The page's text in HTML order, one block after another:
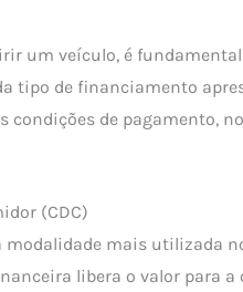
um veículo, é
tipo de financiamento
de pagamento,
(CDC)
modalidade mais utilizada
libera o valor para